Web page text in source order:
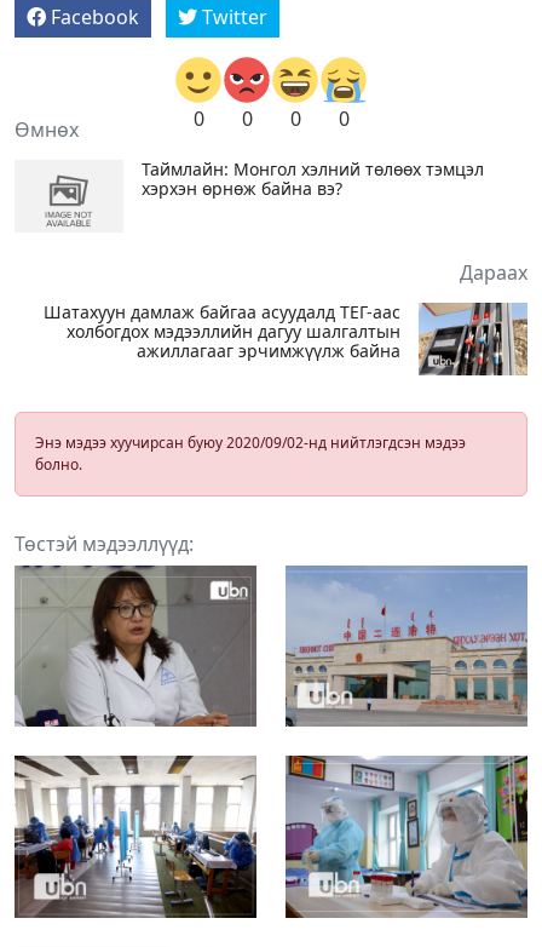
Facebook Twitter
0 0 0 0
Өмнөх
Таймлайн: Монгол хэлний төлөөх тэмцэл
хэрхэн өрнөж байна вэ?
Дараах
Шатахуун дамлаж байгаа асуудалд ТЕГ-аас
холбогдох мэдээллийн дагуу шалгалтын
ажиллагааг эрчимжүүлж байна
Энэ мэдээ хуучирсан буюу 2020/09/02-нд нийтлэгдсэн мэдээ
болно.
Төстэй мэдээллүүд: